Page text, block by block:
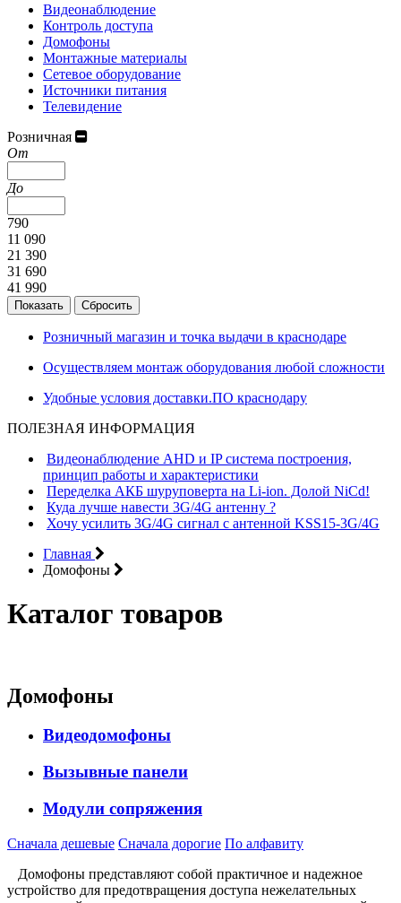
Видеонаблюдение
Контроль доступа
Домофоны
Монтажные материалы
Сетевое оборудование
Источники питания
Телевидение
Розничная
От
До
790
11 090
21 390
31 690
41 990
Розничный магазин и точка выдачи в краснодаре
Осуществляем монтаж оборудования любой сложности
Удобные условия доставки.ПО краснодару
ПОЛЕЗНАЯ ИНФОРМАЦИЯ
Видеонаблюдение AHD и IP система построения,
принцип работы и характеристики
Переделка АКБ шуруповерта на Li-ion. Долой NiCd!
Куда лучше навести 3G/4G антенну ?
Хочу усилить 3G/4G сигнал с антенной KSS15-3G/4G
Главная
Домофоны
Каталог товаров
Домофоны
Видеодомофоны
Вызывные панели
Модули сопряжения
Сначала дешевые Сначала дорогие По алфавиту
Домофоны представляют собой практичное и надежное
устройство для предотвращения доступа нежелательных